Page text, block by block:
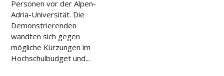
Personen vor der Alpen-
Adria-Universität. Die
Demonstrierenden
wandten sich gegen
mögliche Kürzungen im
Hochschulbudget und...